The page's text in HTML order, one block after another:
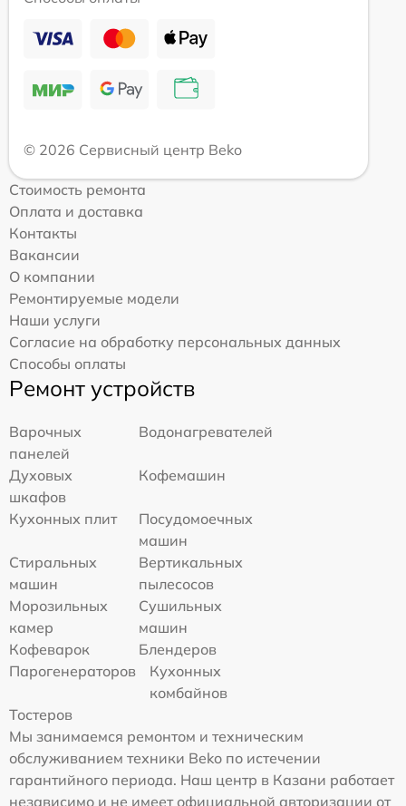
© 2026 Сервисный центр Beko
Стоимость ремонта
Оплата и доставка
Контакты
Вакансии
О компании
Ремонтируемые модели
Наши услуги
Согласие на обработку персональных данных
Способы оплаты
Ремонт устройств
Варочных
панелей
Водонагревателей
Духовых
шкафов
Кофемашин
Кухонных плит
Посудомоечных
машин
Стиральных
машин
Вертикальных
пылесосов
Морозильных
камер
Сушильных
машин
Кофеварок
Блендеров
Парогенераторов
Кухонных
комбайнов
Тостеров
Мы занимаемся ремонтом и техническим
обслуживанием техники Beko по истечении
гарантийного периода. Наш центр в Казани работает
независимо и не имеет официальной авторизации от